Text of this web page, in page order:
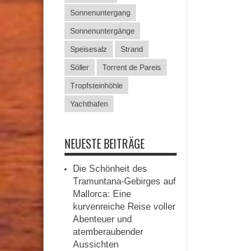
Sonnenuntergang
Sonnenuntergänge
Speisesalz Strand
Söller Torrent de Pareis
Tropfsteinhöhle
Yachthafen
NEUESTE BEITRÄGE
Die Schönheit des
Tramuntana-Gebirges auf
Mallorca: Eine
kurvenreiche Reise voller
Abenteuer und
atemberaubender
Aussichten